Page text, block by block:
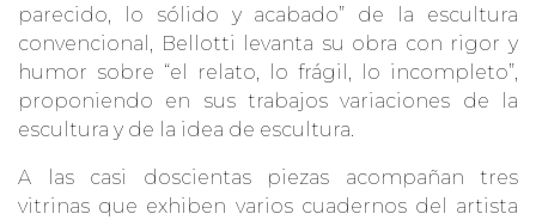
parecido, lo sólido y acabado” de la escultura
convencional, Bellotti levanta su obra con rigor y
humor sobre “el relato, lo frágil, lo incompleto”,
proponiendo en sus trabajos variaciones de la
escultura y de la idea de escultura.
A las casi doscientas piezas acompañan tres
vitrinas que exhiben varios cuadernos del artista